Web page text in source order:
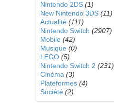
Nintendo 2DS (1)
New Nintendo 3DS (11)
Actualité (111)
Nintendo Switch (2907)
Mobile (42)
Musique (0)
LEGO (5)
Nintendo Switch 2 (231)
Cinéma (3)
Plateformes (4)
Société (2)